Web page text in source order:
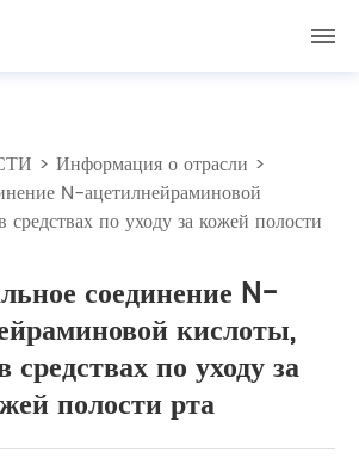
> Информация о отрасли >
N-ацетилнейраминовой
средствах по уходу за кожей полости
соединение N-
кислоты,
средствах по уходу за
полости рта